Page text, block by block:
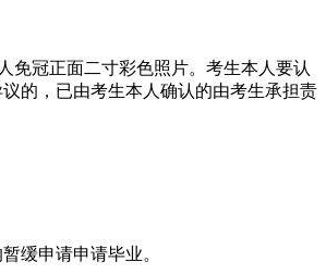
免冠正面二寸彩色照片。考生本人要认
的，已由考生本人确认的由考生承担责
缓申请申请毕业。